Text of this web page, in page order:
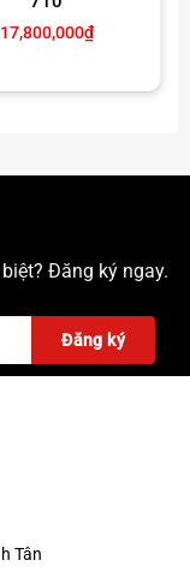
khác
17,800,000₫
Đăng ký ngay.
Tân